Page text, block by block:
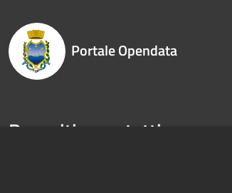
Portale Opendata
Recapiti e contatti
Piazza Mazzini, 46 - 16038 - Santa